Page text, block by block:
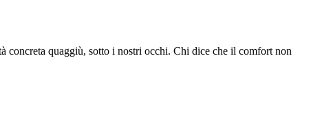
concreta quaggiù, sotto i nostri occhi. Chi dice che il comfort non